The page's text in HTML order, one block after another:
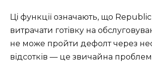
Ці функції означають, що
витрачати готівку на
не може пройти дефолт через
відсотків — це звичайна